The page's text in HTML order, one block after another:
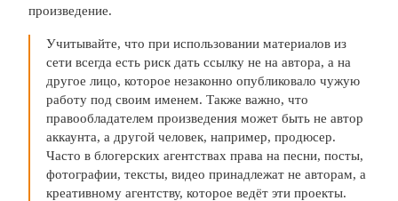
произведение.
Учитывайте, что при использовании материалов из
сети всегда есть риск дать ссылку не на автора, а на
другое лицо, которое незаконно опубликовало чужую
работу под своим именем. Также важно, что
правообладателем произведения может быть не автор
аккаунта, а другой человек, например, продюсер.
Часто в блогерских агентствах права на песни, посты,
фотографии, тексты, видео принадлежат не авторам, а
креативному агентству, которое ведёт эти проекты.